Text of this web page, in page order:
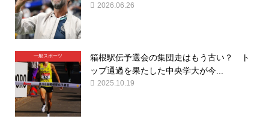
2026.06.26
一般スポーツ
箱根駅伝予選会の集団走はもう古い？ ト
ップ通過を果たした中央学大が今...
2025.10.19